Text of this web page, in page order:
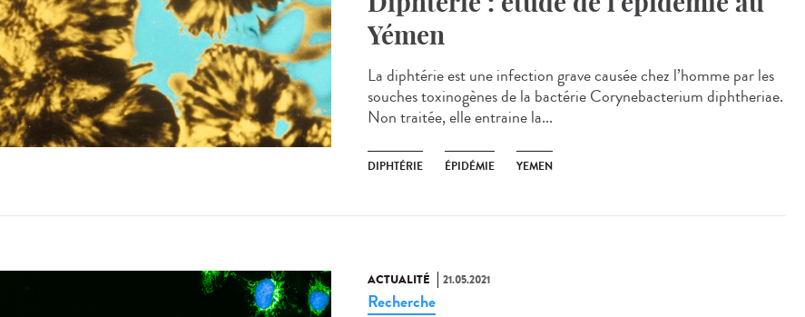
Yémen
La diphtérie est une infection grave causée chez l’homme par les
souches toxinogènes de la bactérie Corynebacterium diphtheriae.
Non traitée, elle entraine la...
DIPHTÉRIE ÉPIDÉMIE YEMEN
ACTUALITÉ 21.05.2021
Recherche